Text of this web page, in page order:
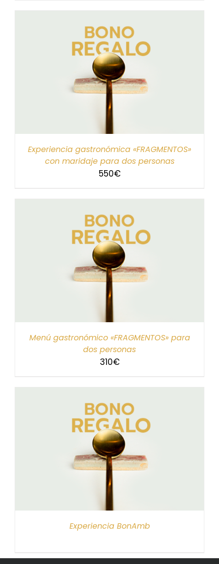
Experiencia gastronómica «FRAGMENTOS»
con maridaje para dos personas
550€
Menú gastronómico «FRAGMENTOS» para
dos personas
310€
Experiencia BonAmb